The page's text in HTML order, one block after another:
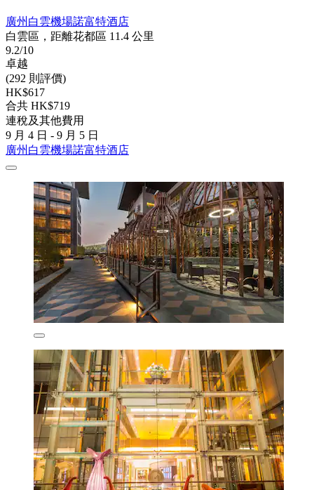
廣州白雲機場諾富特酒店
白雲區，距離花都區 11.4 公里
9.2/10
卓越
(292 則評價)
HK$617
合共 HK$719
連稅及其他費用
9 月 4 日 - 9 月 5 日
廣州白雲機場諾富特酒店